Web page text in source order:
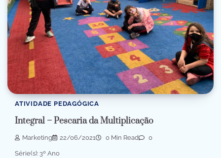
ATIVIDADE PEDAGÓGICA
Integral – Pescaria da Multiplicação
Marketing 22/06/2021 0 Min Read 0
Série(s): 3º Ano